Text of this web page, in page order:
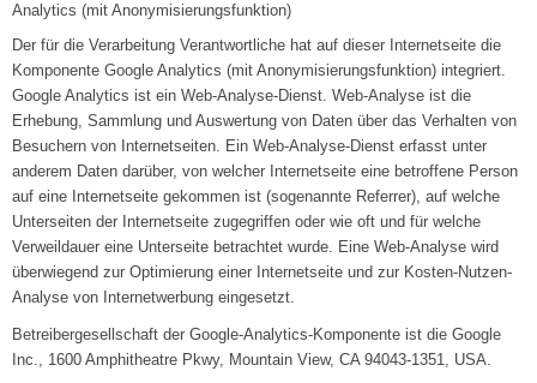
Analytics (mit Anonymisierungsfunktion)
Der für die Verarbeitung Verantwortliche hat auf dieser Internetseite die
Komponente Google Analytics (mit Anonymisierungsfunktion) integriert.
Google Analytics ist ein Web-Analyse-Dienst. Web-Analyse ist die
Erhebung, Sammlung und Auswertung von Daten über das Verhalten von
Besuchern von Internetseiten. Ein Web-Analyse-Dienst erfasst unter
anderem Daten darüber, von welcher Internetseite eine betroffene Person
auf eine Internetseite gekommen ist (sogenannte Referrer), auf welche
Unterseiten der Internetseite zugegriffen oder wie oft und für welche
Verweildauer eine Unterseite betrachtet wurde. Eine Web-Analyse wird
überwiegend zur Optimierung einer Internetseite und zur Kosten-Nutzen-
Analyse von Internetwerbung eingesetzt.
Betreibergesellschaft der Google-Analytics-Komponente ist die Google
Inc., 1600 Amphitheatre Pkwy, Mountain View, CA 94043-1351, USA.